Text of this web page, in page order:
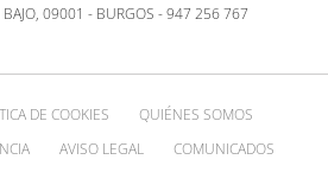
BAJO, 09001 - BURGOS - 947 256 767
DE COOKIES
QUIÉNES SOMOS
AVISO LEGAL COMUNICADOS